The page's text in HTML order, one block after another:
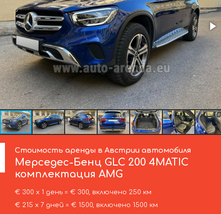
Стоимость аренды в Австрии автомобиля
Мерседес-Бенц GLC 200 4MATIC
комплектация AMG
€ 300 х 1 день = € 300, включено 250 км
€ 215 х 7 дней = € 1500, включено 1500 км